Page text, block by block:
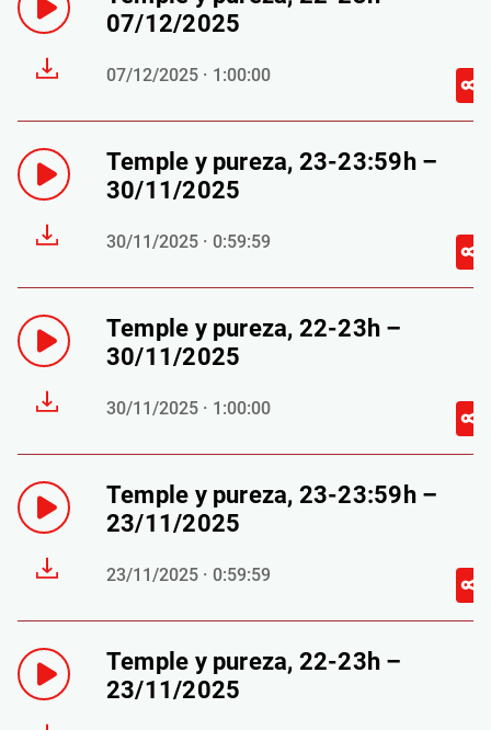
07/12/2025
07/12/2025 · 1:00:00
Temple y pureza, 23-23:59h –
30/11/2025
30/11/2025 · 0:59:59
Temple y pureza, 22-23h –
30/11/2025
30/11/2025 · 1:00:00
Temple y pureza, 23-23:59h –
23/11/2025
23/11/2025 · 0:59:59
Temple y pureza, 22-23h –
23/11/2025